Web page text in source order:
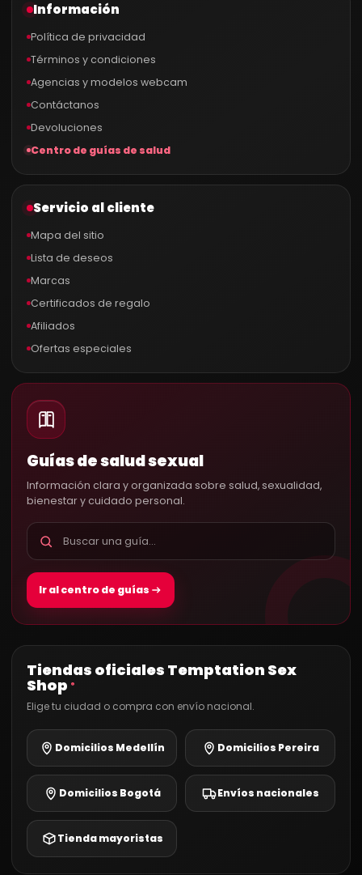
Información
Política de privacidad
Términos y condiciones
Agencias y modelos webcam
Contáctanos
Devoluciones
Centro de guías de salud
Servicio al cliente
Mapa del sitio
Lista de deseos
Marcas
Certificados de regalo
Afiliados
Ofertas especiales
Guías de salud sexual
Información clara y organizada sobre salud, sexualidad,
bienestar y cuidado personal.
Ir al centro de guías
Tiendas oficiales Temptation Sex
Shop ®
Elige tu ciudad o compra con envío nacional.
Domicilios Medellín Domicilios Pereira
Domicilios Bogotá Envíos nacionales
Tienda mayoristas